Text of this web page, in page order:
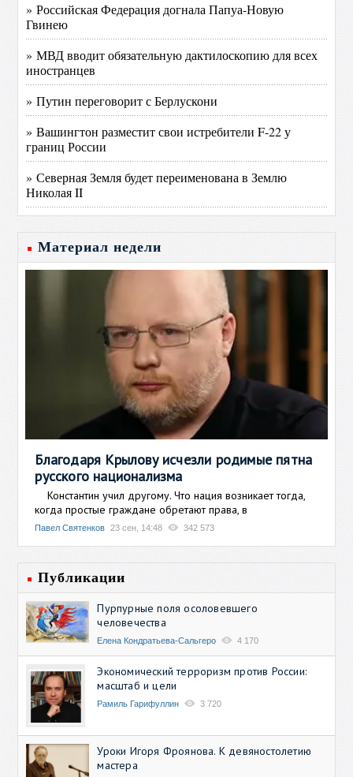
» Российская Федерация догнала Папуа-Новую
Гвинею
» МВД вводит обязательную дактилоскопию для всех
иностранцев
» Путин переговорит с Берлускони
» Вашингтон разместит свои истребители F-22 у
границ России
» Северная Земля будет переименована в Землю
Николая II
Материал недели
Благодаря Крылову исчезли родимые пятна
русского национализма
Константин учил другому. Что нация возникает тогда,
когда простые граждане обретают права, в
Павел Святенков 23 сен, 14:48 342 573
Публикации
Пурпурные поля осоловевшего
человечества
Елена Кондратьева-Сальгеро 4 170
Экономический терроризм против России:
масштаб и цели
Рамиль Гарифуллин 3 720
Уроки Игоря Фроянова. К девяностолетию
мастера